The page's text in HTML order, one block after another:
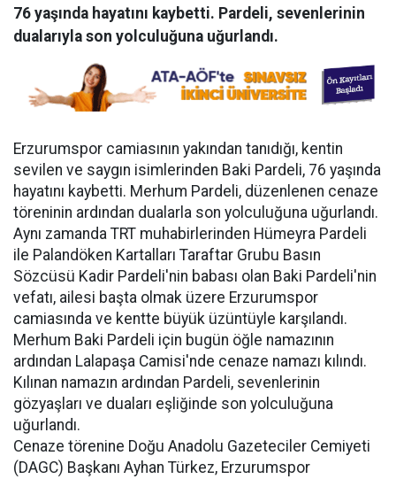
76 yaşında hayatını kaybetti. Pardeli, sevenlerinin
dualarıyla son yolculuğuna uğurlandı.
Erzurumspor camiasının yakından tanıdığı, kentin
sevilen ve saygın isimlerinden Baki Pardeli, 76 yaşında
hayatını kaybetti. Merhum Pardeli, düzenlenen cenaze
töreninin ardından dualarla son yolculuğuna uğurlandı.
Aynı zamanda TRT muhabirlerinden Hümeyra Pardeli
ile Palandöken Kartalları Taraftar Grubu Basın
Sözcüsü Kadir Pardeli'nin babası olan Baki Pardeli'nin
vefatı, ailesi başta olmak üzere Erzurumspor
camiasında ve kentte büyük üzüntüyle karşılandı.
Merhum Baki Pardeli için bugün öğle namazının
ardından Lalapaşa Camisi'nde cenaze namazı kılındı.
Kılınan namazın ardından Pardeli, sevenlerinin
gözyaşları ve duaları eşliğinde son yolculuğuna
uğurlandı.
Cenaze törenine Doğu Anadolu Gazeteciler Cemiyeti
(DAGC) Başkanı Ayhan Türkez, Erzurumspor